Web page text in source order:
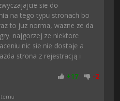
sie do
na tego typu stronach bo
to juz norma, wazne ze da
najgorzej ze niektore
nic sie nie dostaje a
strona z rejestracją i
+17 -2